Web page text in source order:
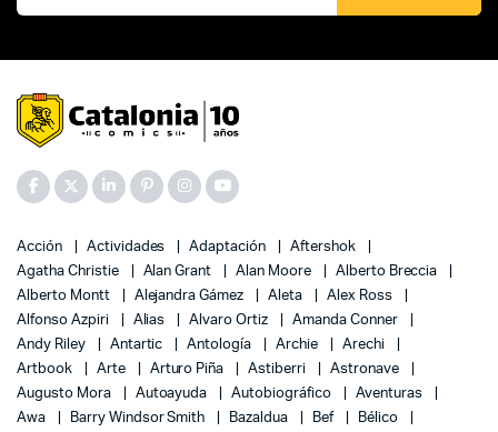
Acción Actividades Adaptación
Aftershok
Agatha Christie
Alan Grant Alan Moore
Alberto Breccia
Alberto Montt
Alejandra Gámez Aleta
Alex Ross
Alfonso Azpiri
Alias Alvaro Ortiz
Amanda Conner
Andy Riley
Antartic Antología Archie
Arechi
Artbook
Arte Arturo Piña Astiberri
Astronave
Augusto Mora
Autoayuda Autobiográfico
Aventuras
Awa
Barry Windsor Smith Bazaldua Bef
Bélico